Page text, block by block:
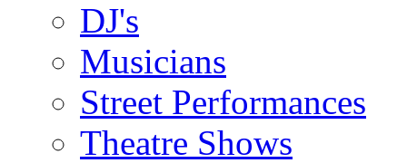
DJ's
Musicians
Street Performances
Theatre Shows